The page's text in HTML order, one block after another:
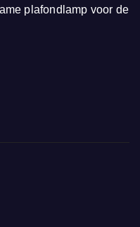
plafondlamp voor de